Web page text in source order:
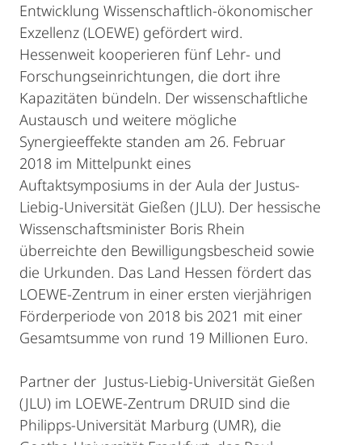
Entwicklung Wissenschaftlich-ökonomischer
Exzellenz (LOEWE) gefördert wird.
Hessenweit kooperieren fünf Lehr- und
Forschungseinrichtungen, die dort ihre
Kapazitäten bündeln. Der wissenschaftliche
Austausch und weitere mögliche
Synergieeffekte standen am 26. Februar
2018 im Mittelpunkt eines
Auftaktsymposiums in der Aula der Justus-
Liebig-Universität Gießen (JLU). Der hessische
Wissenschaftsminister Boris Rhein
überreichte den Bewilligungsbescheid sowie
die Urkunden. Das Land Hessen fördert das
LOEWE-Zentrum in einer ersten vierjährigen
Förderperiode von 2018 bis 2021 mit einer
Gesamtsumme von rund 19 Millionen Euro.
Partner der Justus-Liebig-Universität Gießen
(JLU) im LOEWE-Zentrum DRUID sind die
Philipps-Universität Marburg (UMR), die